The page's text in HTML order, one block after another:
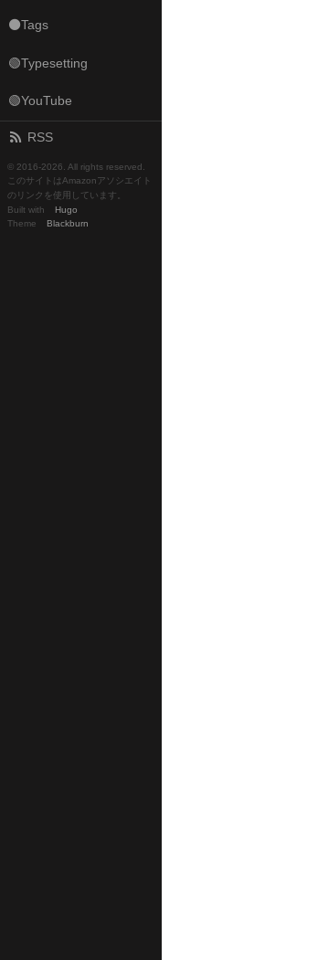
⚫Tags
🟢Typesetting
🟢YouTube
RSS
© 2016-2026. All rights reserved.
このサイトはAmazonアソシエイト
のリンクを使用しています。
Built with
Hugo
Theme
Blackburn